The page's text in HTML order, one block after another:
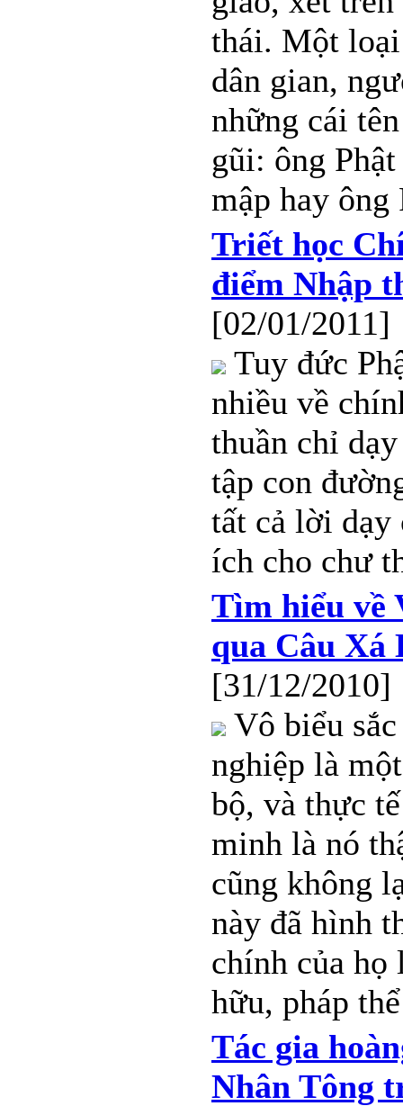
thái. Một
dân gian,
những cái
gũi: ông
mập hay
Triết học
điểm Nhập
[02/01/2011]
Tuy đức
nhiều về
thuần chỉ
tập con
tất cả lời dạy
ích cho chư
Tìm hiểu về
qua Câu Xá
[31/12/2010]
Vô biểu
nghiệp là
bộ, và thực
minh là nó
cũng không
này đã hình
chính của họ
hữu, pháp
Tác gia
Nhân Tông